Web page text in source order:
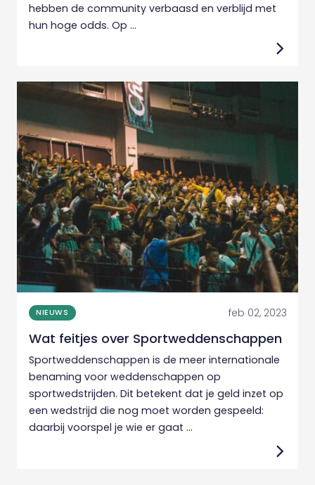
hebben de community verbaasd en verblijd met
hun hoge odds. Op ...
NIEUWS feb 02, 2023
Wat feitjes over Sportweddenschappen
Sportweddenschappen is de meer internationale
benaming voor weddenschappen op
sportwedstrijden. Dit betekent dat je geld inzet op
een wedstrijd die nog moet worden gespeeld:
daarbij voorspel je wie er gaat ...